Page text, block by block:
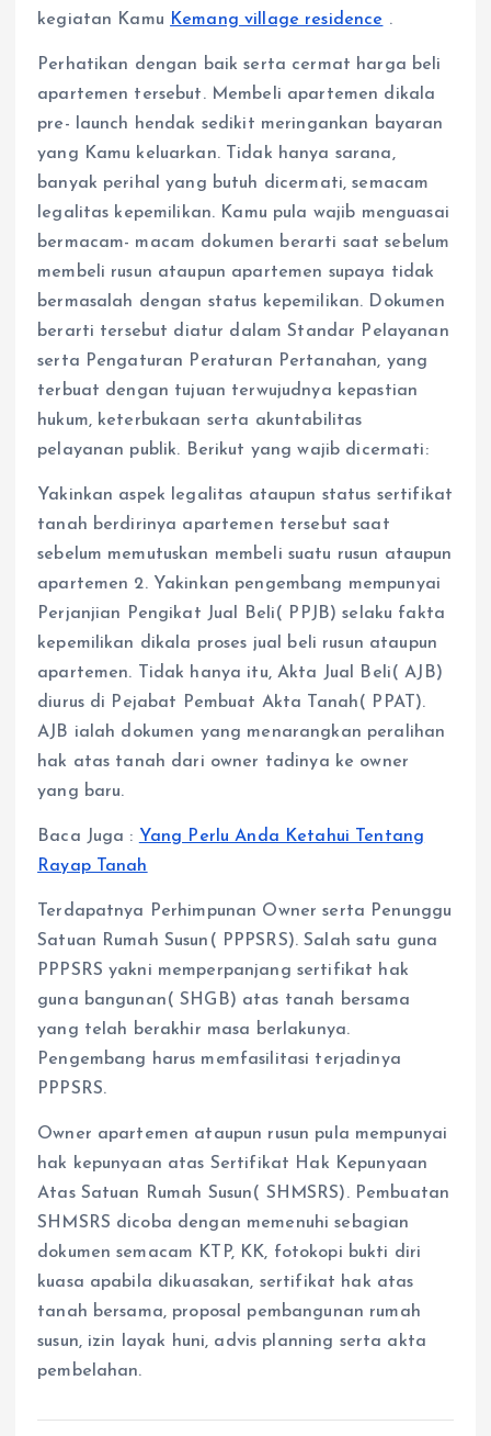
kegiatan Kamu Kemang village residence .
Perhatikan dengan baik serta cermat harga beli
apartemen tersebut. Membeli apartemen dikala
pre- launch hendak sedikit meringankan bayaran
yang Kamu keluarkan. Tidak hanya sarana,
banyak perihal yang butuh dicermati, semacam
legalitas kepemilikan. Kamu pula wajib menguasai
bermacam- macam dokumen berarti saat sebelum
membeli rusun ataupun apartemen supaya tidak
bermasalah dengan status kepemilikan. Dokumen
berarti tersebut diatur dalam Standar Pelayanan
serta Pengaturan Peraturan Pertanahan, yang
terbuat dengan tujuan terwujudnya kepastian
hukum, keterbukaan serta akuntabilitas
pelayanan publik. Berikut yang wajib dicermati:
Yakinkan aspek legalitas ataupun status sertifikat
tanah berdirinya apartemen tersebut saat
sebelum memutuskan membeli suatu rusun ataupun
apartemen 2. Yakinkan pengembang mempunyai
Perjanjian Pengikat Jual Beli( PPJB) selaku fakta
kepemilikan dikala proses jual beli rusun ataupun
apartemen. Tidak hanya itu, Akta Jual Beli( AJB)
diurus di Pejabat Pembuat Akta Tanah( PPAT).
AJB ialah dokumen yang menarangkan peralihan
hak atas tanah dari owner tadinya ke owner
yang baru.
Baca Juga : Yang Perlu Anda Ketahui Tentang
Rayap Tanah
Terdapatnya Perhimpunan Owner serta Penunggu
Satuan Rumah Susun( PPPSRS). Salah satu guna
PPPSRS yakni memperpanjang sertifikat hak
guna bangunan( SHGB) atas tanah bersama
yang telah berakhir masa berlakunya.
Pengembang harus memfasilitasi terjadinya
PPPSRS.
Owner apartemen ataupun rusun pula mempunyai
hak kepunyaan atas Sertifikat Hak Kepunyaan
Atas Satuan Rumah Susun( SHMSRS). Pembuatan
SHMSRS dicoba dengan memenuhi sebagian
dokumen semacam KTP, KK, fotokopi bukti diri
kuasa apabila dikuasakan, sertifikat hak atas
tanah bersama, proposal pembangunan rumah
susun, izin layak huni, advis planning serta akta
pembelahan.